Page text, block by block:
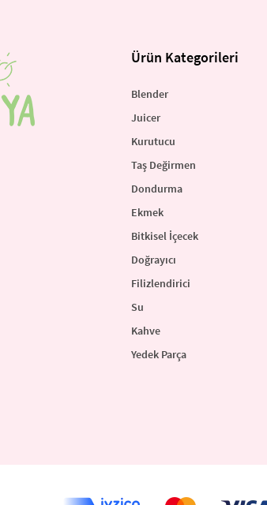
Ürün Kategorileri
Blender
Juicer
Kurutucu
Taş Değirmen
Dondurma
Ekmek
Bitkisel İçecek
Doğrayıcı
Filizlendirici
Su
Kahve
Yedek Parça